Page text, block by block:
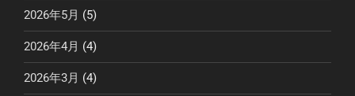
2026年5月 (5)
2026年4月 (4)
2026年3月 (4)